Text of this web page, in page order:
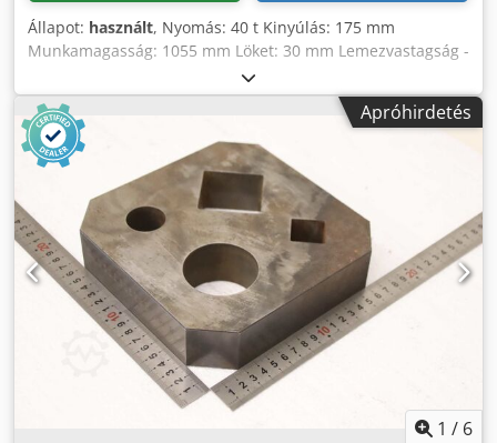
Állapot: használt, Nyomás: 40 t Kinyúlás: 175 mm
Munkamagasság: 1055 mm Löket: 30 mm Lemezvastagság -
max.: 8 mm Crodpfx Ajyv Nuijmaef Teljes
teljesítményigény: 4 kW Gépsúly kb.: 1020 kg Méretek: 910
x 670 x 1930 mm
Apróhirdetés
1 / 6